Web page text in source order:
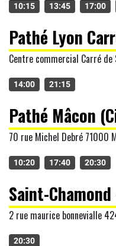
10:15 13:45 17:00
Pathé Lyon
Centre commercial Carré de
14:00 21:15
Pathé Mâcon
70 rue Michel Debré 71000
10:20 17:40 20:30
Saint-
2 rue maurice bonnevialle
20:30